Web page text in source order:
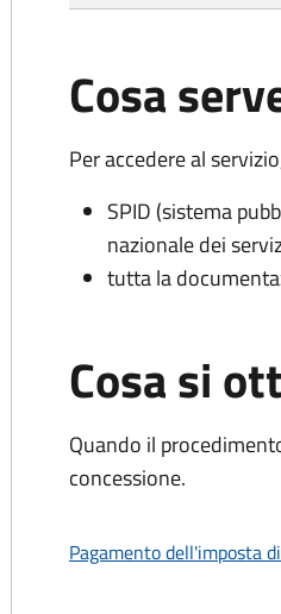
Cosa
Per accedere al
SPID (sistema
nazionale dei
tutta la
Cosa si
Quando il
concessione.
Pagamento dell'imposta